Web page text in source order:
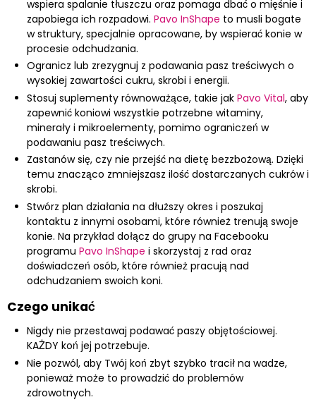
wspiera spalanie tłuszczu oraz pomaga dbać o mięśnie i
zapobiega ich rozpadowi. Pavo InShape to musli bogate
w struktury, specjalnie opracowane, by wspierać konie w
procesie odchudzania.
Ogranicz lub zrezygnuj z podawania pasz treściwych o
wysokiej zawartości cukru, skrobi i energii.
Stosuj suplementy równoważące, takie jak Pavo Vital, aby
zapewnić koniowi wszystkie potrzebne witaminy,
minerały i mikroelementy, pomimo ograniczeń w
podawaniu pasz treściwych.
Zastanów się, czy nie przejść na dietę bezzbożową. Dzięki
temu znacząco zmniejszasz ilość dostarczanych cukrów i
skrobi.
Stwórz plan działania na dłuższy okres i poszukaj
kontaktu z innymi osobami, które również trenują swoje
konie. Na przykład dołącz do grupy na Facebooku
programu Pavo InShape i skorzystaj z rad oraz
doświadczeń osób, które również pracują nad
odchudzaniem swoich koni.
Czego unikać
Nigdy nie przestawaj podawać paszy objętościowej.
KAŻDY koń jej potrzebuje.
Nie pozwól, aby Twój koń zbyt szybko tracił na wadze,
ponieważ może to prowadzić do problemów
zdrowotnych.